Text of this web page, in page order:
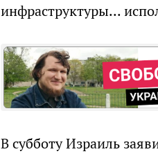
инфраструктуры...
В субботу Израиль